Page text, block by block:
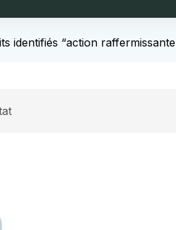
identifiés “action